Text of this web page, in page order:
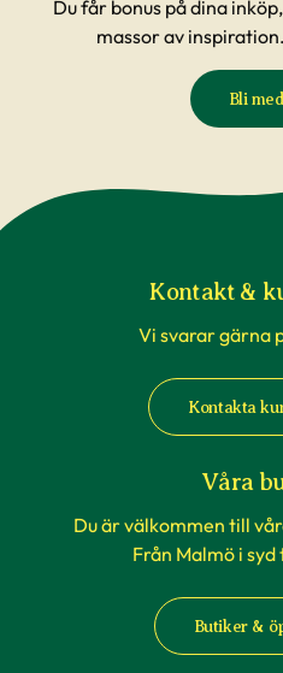
Du får bonus på dina
massor av
Bli
Kontakt &
Vi svarar gärna
Kontakta
Våra
Du är välkommen till
Från Malmö i
Butiker &